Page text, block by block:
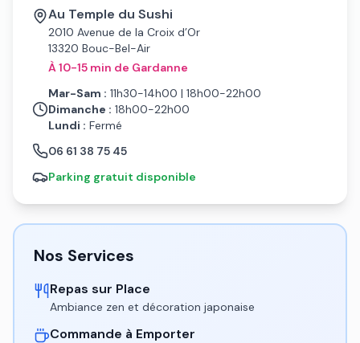
Au Temple du Sushi
2010 Avenue de la Croix d’Or
13320 Bouc-Bel-Air
À 10-15 min de Gardanne
Mar-Sam : 11h30-14h00 | 18h00-22h00
Dimanche : 18h00-22h00
Lundi : Fermé
06 61 38 75 45
Parking gratuit disponible
Nos Services
Repas sur Place
Ambiance zen et décoration japonaise
Commande à Emporter